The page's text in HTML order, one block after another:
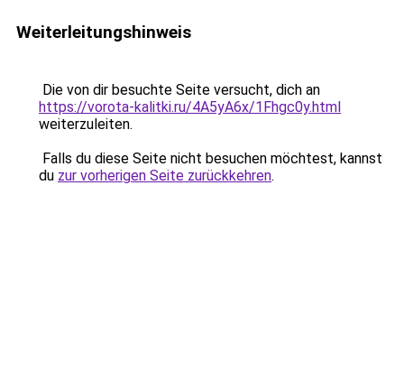
Weiterleitungshinweis
Die von dir besuchte Seite versucht, dich an
https://vorota-kalitki.ru/4A5yA6x/1Fhgc0y.html
weiterzuleiten.
Falls du diese Seite nicht besuchen möchtest, kannst
du zur vorherigen Seite zurückkehren.